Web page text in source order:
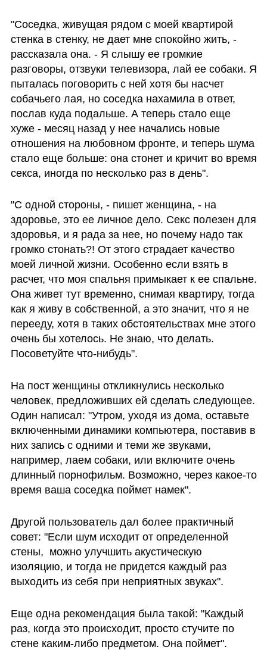
"Соседка, живущая рядом с моей квартирой
стенка в стенку, не дает мне спокойно жить, -
рассказала она. - Я слышу ее громкие
разговоры, отзвуки телевизора, лай ее собаки. Я
пыталась поговорить с ней хотя бы насчет
собачьего лая, но соседка нахамила в ответ,
послав куда подальше. А теперь стало еще
хуже - месяц назад у нее начались новые
отношения на любовном фронте, и теперь шума
стало еще больше: она стонет и кричит во время
секса, иногда по несколько раз в день".
"С одной стороны, - пишет женщина, - на
здоровье, это ее личное дело. Секс полезен для
здоровья, и я рада за нее, но почему надо так
громко стонать?! От этого страдает качество
моей личной жизни. Особенно если взять в
расчет, что моя спальня примыкает к ее спальне.
Она живет тут временно, снимая квартиру, тогда
как я живу в собственной, а это значит, что я не
перееду, хотя в таких обстоятельствах мне этого
очень бы хотелось. Не знаю, что делать.
Посоветуйте что-нибудь".
На пост женщины откликнулись несколько
человек, предложивших ей сделать следующее.
Один написал: "Утром, уходя из дома, оставьте
включенными динамики компьютера, поставив в
них запись с одними и теми же звуками,
например, лаем собаки, или включите очень
длинный порнофильм. Возможно, через какое-то
время ваша соседка поймет намек".
Другой пользователь дал более практичный
совет: "Если шум исходит от определенной
стены,  можно улучшить акустическую
изоляцию, и тогда не придется каждый раз
выходить из себя при неприятных звуках".
Еще одна рекомендация была такой: "Каждый
раз, когда это происходит, просто стучите по
стене каким-либо предметом. Она поймет".